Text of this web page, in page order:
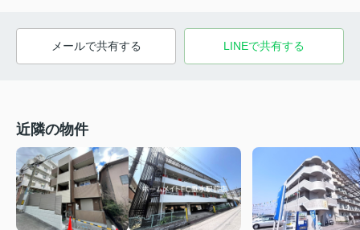
メールで共有する LINEで共有する
近隣の物件